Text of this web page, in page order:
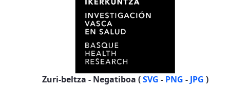
Zuri-beltza - Negatiboa (SVG - PNG - JPG )